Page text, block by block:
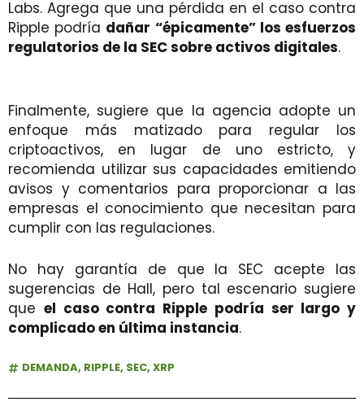
Labs. Agrega que una pérdida en el caso contra
Ripple podría dañar “épicamente” los esfuerzos
regulatorios de la SEC sobre activos digitales.
Finalmente, sugiere que la agencia adopte un
enfoque más matizado para regular los
criptoactivos, en lugar de uno estricto, y
recomienda utilizar sus capacidades emitiendo
avisos y comentarios para proporcionar a las
empresas el conocimiento que necesitan para
cumplir con las regulaciones.
No hay garantía de que la SEC acepte las
sugerencias de Hall, pero tal escenario sugiere
que el caso contra Ripple podría ser largo y
complicado en última instancia.
DEMANDA, RIPPLE, SEC, XRP